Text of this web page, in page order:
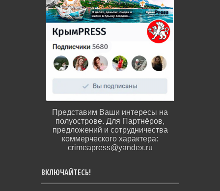
Представим Ваши интересы на
полуострове. Для Партнёров,
предложений и сотрудничества
коммерческого характера:
crimeapress@yandex.ru
ВКЛЮЧАЙТЕСЬ!